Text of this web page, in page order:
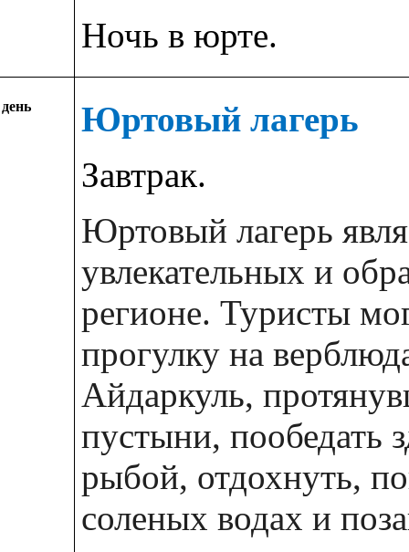
Ночь в юрте.
Юртовый лагерь
Завтрак.
Юртовый лагерь
увлекательных и
регионе. Туристы
прогулку на
Айдаркуль,
пустыни, пообедать
рыбой, отдохнуть,
соленых водах и